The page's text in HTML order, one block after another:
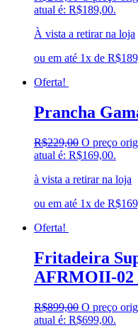
atual é: R$189,00.
À vista a retirar na loja
ou em até 1x de
Oferta!
Prancha
R$229,00 O preço
atual é: R$169,00.
à vista a retirar na loja
ou em até 1x de
Oferta!
Fritadeira
AFRMOII-02
R$899,00 O preço
atual é: R$699,00.